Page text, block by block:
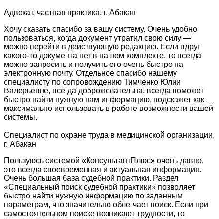
Адвокат, частная практика, г. Абакан
Хочу сказать спасибо за вашу систему. Очень удобно
пользоваться, когда документ утратил свою силу —
можно перейти в действующую редакцию. Если вдруг
какого-то документа нет в нашем комплекте, то всегда
можно запросить и получить его очень быстро на
электронную почту. Отдельное спасибо нашему
специалисту по сопровождению Тимченко Юлии
Валерьевне, всегда доброжелательна, всегда поможет
быстро найти нужную нам информацию, подскажет как
максимально использовать в работе возможности вашей
системы.
Специалист по охране труда в медицинской организации,
г. Абакан
Пользуюсь системой «КонсультантПлюс» очень давно,
это всегда своевременная и актуальная информация.
Очень большая база судебной практики. Раздел
«Специальный поиск судебной практики» позволяет
быстро найти нужную информацию по заданным
параметрам, что значительно облегчает поиск. Если при
самостоятельном поиске возникают трудности, то